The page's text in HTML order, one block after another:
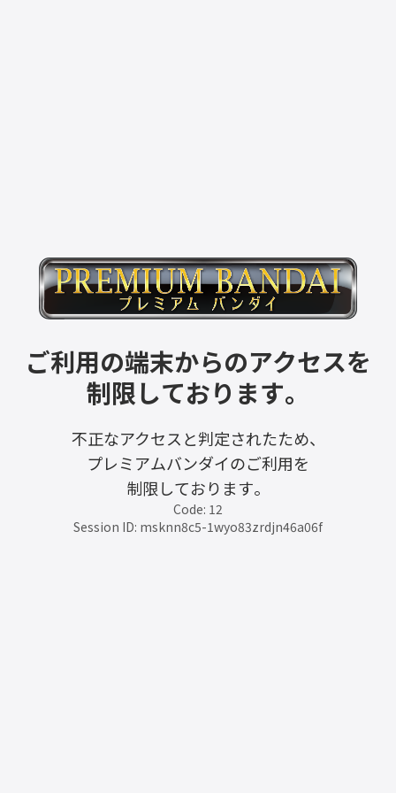
ご利用の端末からのアクセスを
制限しております。
不正なアクセスと判定されたため、
プレミアムバンダイのご利用を
制限しております。
Code: 12
Session ID: msknn8c5-1wyo83zrdjn46a06f